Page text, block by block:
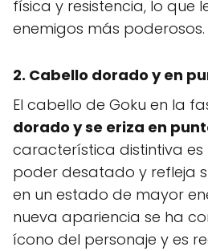
física y resistencia, lo que
enemigos más poderosos.
2. Cabello dorado y en
El cabello de Goku en la
dorado y se eriza en
característica distintiva es
poder desatado y refleja
en un estado de mayor
nueva apariencia se ha
ícono del personaje y es